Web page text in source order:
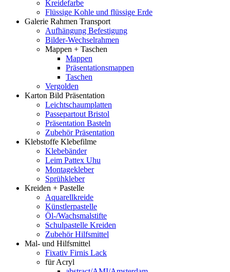
Kreidefarbe
Flüssige Kohle und flüssige Erde
Galerie Rahmen Transport
Aufhängung Befestigung
Bilder-Wechselrahmen
Mappen + Taschen
Mappen
Präsentationsmappen
Taschen
Vergolden
Karton Bild Präsentation
Leichtschaumplatten
Passepartout Bristol
Präsentation Basteln
Zubehör Präsentation
Klebstoffe Klebefilme
Klebebänder
Leim Pattex Uhu
Montagekleber
Sprühkleber
Kreiden + Pastelle
Aquarellkreide
Künstlerpastelle
Öl-/Wachsmalstifte
Schulpastelle Kreiden
Zubehör Hilfsmittel
Mal- und Hilfsmittel
Fixativ Firnis Lack
für Acryl